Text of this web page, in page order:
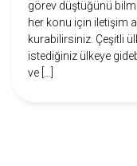
görev düştüğünü
her konu için iletişim
kurabilirsiniz. Çeşitli
istediğiniz ülkeye
ve […]